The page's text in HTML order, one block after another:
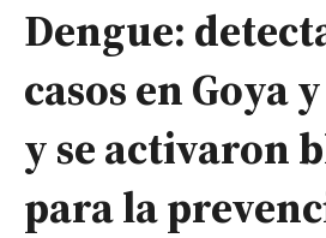
Dengue:
casos en Goya
y se activaron
para la